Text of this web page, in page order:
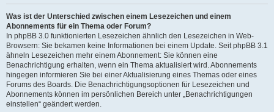
Was ist der Unterschied zwischen einem Lesezeichen und einem
Abonnements für ein Thema oder Forum?
In phpBB 3.0 funktionierten Lesezeichen ähnlich den Lesezeichen in Web-
Browsern: Sie bekamen keine Informationen bei einem Update. Seit phpBB 3.1
ähneln Lesezeichen mehr einem Abonnement: Sie können eine
Benachrichtigung erhalten, wenn ein Thema aktualisiert wird. Abonnements
hingegen informieren Sie bei einer Aktualisierung eines Themas oder eines
Forums des Boards. Die Benachrichtigungsoptionen für Lesezeichen und
Abonnements können im persönlichen Bereich unter „Benachrichtigungen
einstellen“ geändert werden.